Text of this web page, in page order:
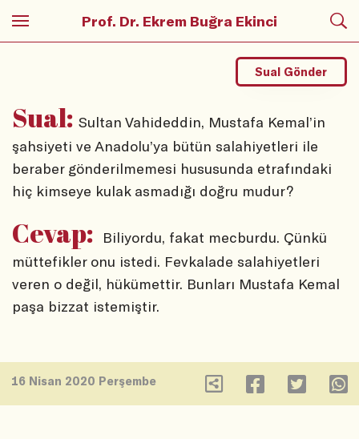
Prof. Dr. Ekrem Buğra Ekinci
Sual: Sultan Vahideddin, Mustafa Kemal’in
şahsiyeti ve Anadolu’ya bütün salahiyetleri ile
beraber gönderilmemesi hususunda etrafındaki
hiç kimseye kulak asmadığı doğru mudur?
Sual Gönder
Cevap:
Biliyordu, fakat mecburdu. Çünkü
müttefikler onu istedi. Fevkalade salahiyetleri
veren o değil, hükümettir. Bunları Mustafa Kemal
paşa bizzat istemiştir.
16 Nisan 2020 Perşembe